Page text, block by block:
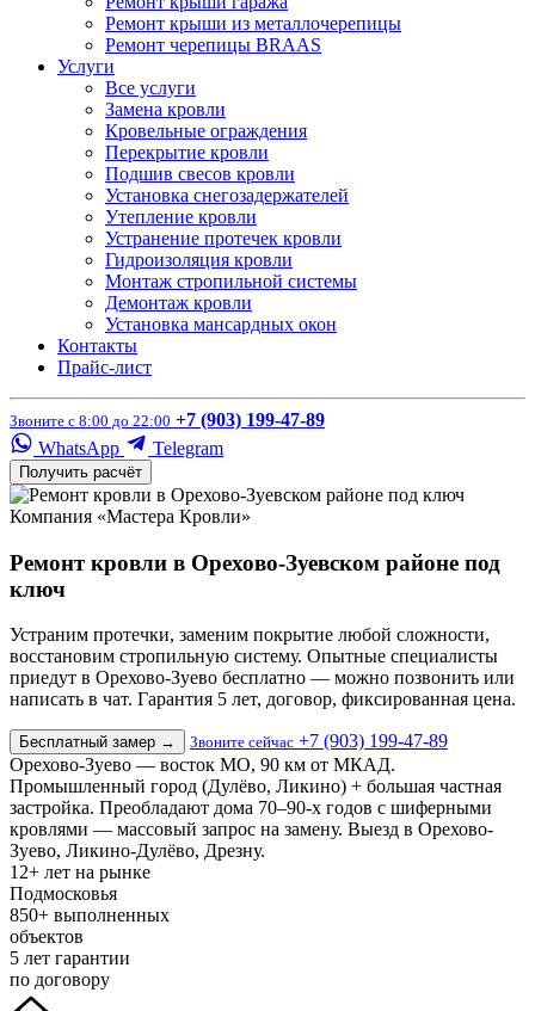
Ремонт крыши из металлочерепицы
Ремонт черепицы BRAAS
Услуги
Все услуги
Замена кровли
Кровельные ограждения
Перекрытие кровли
Подшив свесов кровли
Установка снегозадержателей
Утепление кровли
Устранение протечек кровли
Гидроизоляция кровли
Монтаж стропильной системы
Демонтаж кровли
Установка мансардных окон
Контакты
Прайс-лист
Звоните с 8:00 до 22:00 +7 (903) 199-47-89
WhatsApp
Telegram
Получить расчёт
Компания «Мастера Кровли»
Ремонт кровли в Орехово-Зуевском районе под
ключ
Устраним протечки, заменим покрытие любой сложности,
восстановим стропильную систему. Опытные специалисты
приедут в Орехово-Зуево бесплатно — можно позвонить или
написать в чат. Гарантия 5 лет, договор, фиксированная цена.
Бесплатный замер → Звоните сейчас +7 (903) 199-47-89
Орехово-Зуево — восток МО, 90 км от МКАД.
Промышленный город (Дулёво, Ликино) + большая частная
застройка. Преобладают дома 70–90-х годов с шиферными
кровлями — массовый запрос на замену. Выезд в Орехово-
Зуево, Ликино-Дулёво, Дрезну.
12+ лет на рынке
Подмосковья
850+ выполненных
объектов
5 лет гарантии
по договору